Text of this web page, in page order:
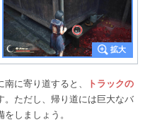
に寄り道すると、
トラックの
。ただし、帰り道には巨大なバ
しましょう。